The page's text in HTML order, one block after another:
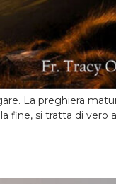
La preghiera
fine, si tratta di vero